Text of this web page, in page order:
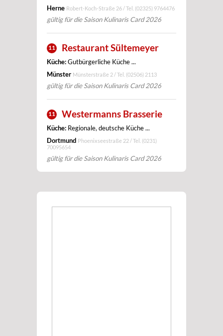
Herne Robert-Koch-Straße 26 / Tel. (02325) 9764476
gültig für die Saison Kulinaris Card 2026
11 Restaurant Sültemeyer
Küche:Gutbürgerliche Küche ...
Münster Münsterstraße 2 / Tel. (02506) 2113
gültig für die Saison Kulinaris Card 2026
11 Westermanns Brasserie
Küche: Regionale, deutsche Küche ...
Dortmund Phoenixseestraße 22 / Tel. (0231)
70095654
gültig für die Saison Kulinaris Card 2026